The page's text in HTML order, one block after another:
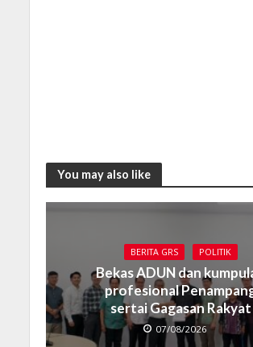
You may also like
BERITA GRS POLITIK
Bekas ADUN dan
profesional
sertai Gagasan Rakyat
07/08/2026